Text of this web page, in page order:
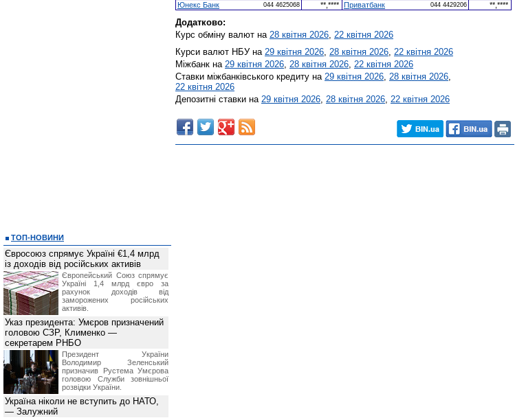
Юнекс Банк
044 4625068 **,**** Приватбанк 044 4429206 **,****
Додатково:
Курс обміну валют на 28 квітня 2026, 22 квітня 2026
Курси валют НБУ на 29 квітня 2026, 28 квітня 2026, 22 квітня 2026
Міжбанк на 29 квітня 2026, 28 квітня 2026, 22 квітня 2026
Ставки міжбанківського кредиту на 29 квітня 2026, 28 квітня 2026,
22 квітня 2026
Депозитні ставки на 29 квітня 2026, 28 квітня 2026, 22 квітня 2026
ТОП-НОВИНИ
Євросоюз спрямує Україні €1,4 млрд
із доходів від російських активів
Європейський Союз спрямує
Україні 1,4 млрд євро за
рахунок доходів від
заморожених російських
активів.
Указ президента: Умєров призначений
головою СЗР, Клименко —
секретарем РНБО
Президент України
Володимир Зеленський
призначив Pустема Умєрова
головою Служби зовнішньої
розвідки України.
Україна ніколи не вступить до НАТО,
— Залужний